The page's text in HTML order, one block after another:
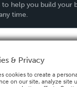
help you build your
time.
& Privacy
cookies to create a
on our site, analyze site